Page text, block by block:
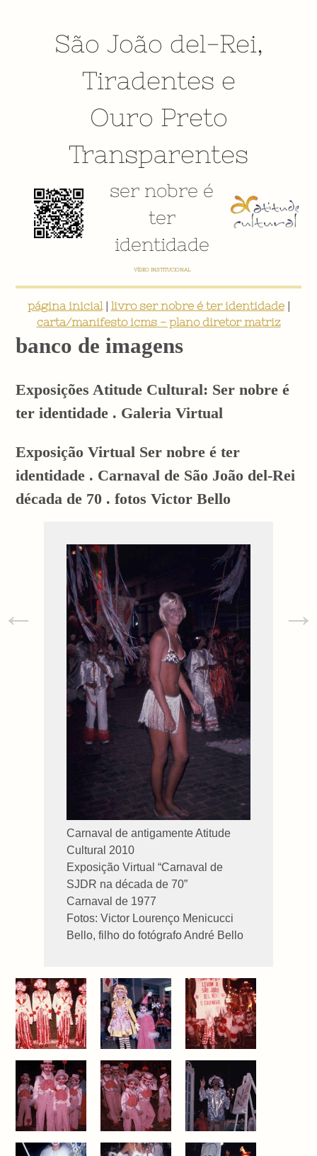
São João del-Rei,
Tiradentes e
Ouro Preto
Transparentes
ser nobre é
ter
identidade
VÍDEO INSTITUCIONAL
página inicial| livro ser nobre é ter identidade|
carta/manifesto icms - plano diretor matriz
banco de imagens
Exposições Atitude Cultural: Ser nobre é
ter identidade . Galeria Virtual
Exposição Virtual Ser nobre é ter
identidade . Carnaval de São João del-Rei
década de 70 . fotos Victor Bello
Carnaval de antigamente Atitude
Cultural 2010
Exposição Virtual “Carnaval de
SJDR na década de70”
Carnaval de 1977
Fotos: Victor Lourenço Menicucci
Bello, filho do fotógrafo André Bello
← →